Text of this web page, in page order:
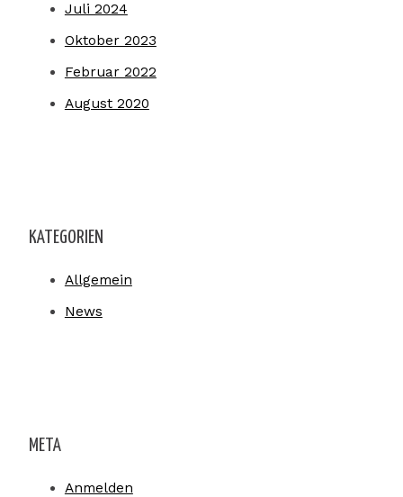
Juli 2024
Oktober 2023
Februar 2022
August 2020
KATEGORIEN
Allgemein
News
META
Anmelden